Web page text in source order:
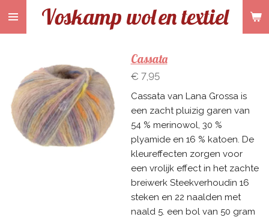
Ga
hoofdinhoud
Voskamp wolen textiel
Cassata
€ 7,95
Cassata van Lana Grossa is
een zacht pluizig garen van
54 % merinowol, 30 %
plyamide en 16 % katoen. De
kleureffecten zorgen voor
een vrolijk effect in het zachte
breiwerk Steekverhoudin 16
steken en 22 naalden met
naald 5. een bol van 50 gram